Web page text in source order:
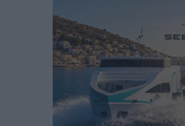
Δύο νέοι ξενώνες παραδόθηκαν
Δυνάμεις στη νήσο Ρω
Τοπικές Ειδήσεις• πριν 22 ώρες
Συνεχίζεται η έξοδος του
34.000 αναχωρούν σήμερα